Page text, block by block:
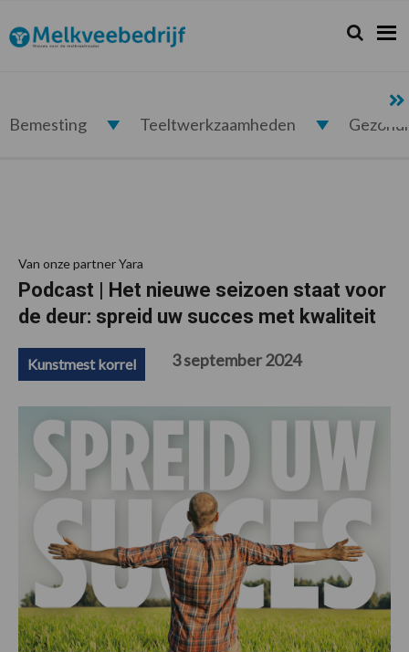
de
hoofdnavigatie
de
hoofd
de
eerste
de
voettekst
Melkveebedrijf.nl Zoeken...
Zoek
Bemesting Teeltwerkzaamheden
Van onze partner Yara
Podcast | Het nieuwe seizoen staat voor
de deur: spreid uw succes met kwaliteit
Kunstmest korrel 3 september 2024